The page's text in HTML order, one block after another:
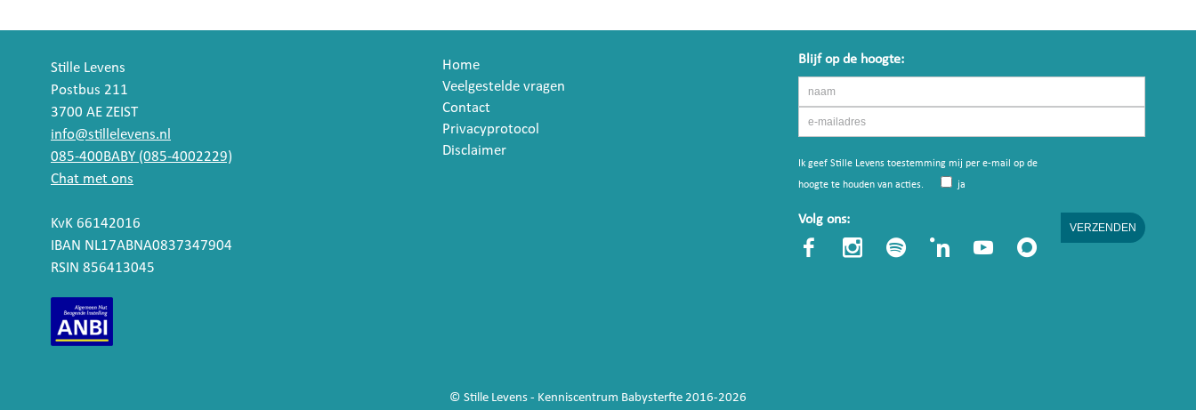
Stille Levens
Postbus 211
3700 AE ZEIST
info@stillelevens.nl
085-400BABY (085-4002229)
Chat met ons
KvK 66142016
IBAN NL17ABNA0837347904
RSIN 856413045
Home
Veelgestelde vragen
Contact
Privacyprotocol
Disclaimer
Blijf op de hoogte:
Ik geef Stille Levens toestemming mij per e-mail op de
hoogte te houden van acties.
ja
Volg ons:
© Stille Levens - Kenniscentrum Babysterfte 2016-2026